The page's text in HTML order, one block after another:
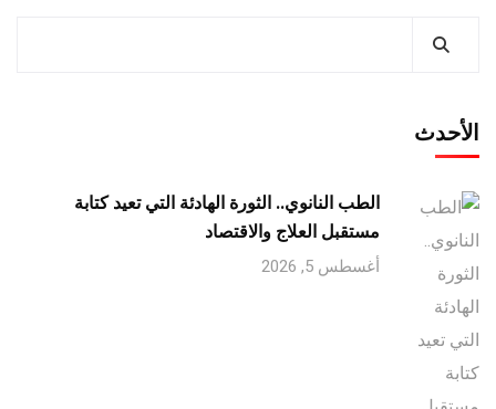
الأحدث
الطب النانوي.. الثورة الهادئة التي تعيد كتابة
مستقبل العلاج والاقتصاد
أغسطس 5, 2026